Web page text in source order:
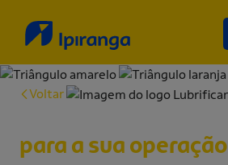
Voltar
para a sua operação